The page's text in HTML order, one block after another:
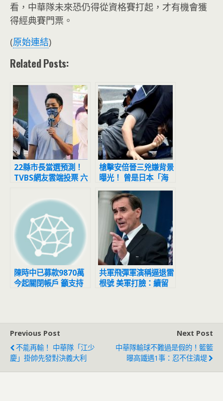
看，中華隊未來恐仍得從資格賽打起，才有機會獲
得經典賽門票。
(原始連結)
Related Posts:
22縣市長當選預測！
TVBS網友雲端投票 六
槍擊安倍晉三兇嫌背景
曝光！ 曾是日本「海
上自衛隊員」
陳時中已募款9870萬
今起關閉帳戶 籲支持
共軍飛彈軍演稱逼退雷
根號 美軍打臉：續留
Previous Post
不能再輸！ 中華隊「江少
慶」掛帥先發對決義大利
Next Post
中華隊輸球不難過是假的！籃籃
曝高鐵遇1事：忍不住潰堤